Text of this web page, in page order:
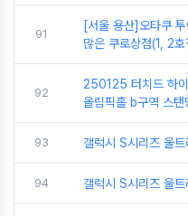
91
[서울 용산]오타쿠
많은 쿠로상점(1, 2호
92
250125 터치드 하
올림픽홀 b구역 스탠
93 갤럭시 S시리즈 울트
94 갤럭시 S시리즈 울트